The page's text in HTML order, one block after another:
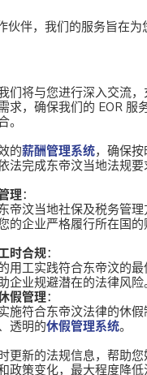
伙伴，我们的服务旨在为
们将与您进行深入交流
求，确保我们的 EOR 服
。
的薪酬管理系统，确保
法完成东帝汶当地法规
理：
帝汶当地社保及税务管
的企业严格履行所在国
时合规：
用工实践符合东帝汶的
企业规避潜在的法律风险
假管理：
施符合东帝汶法律的休
透明的休假管理系统。
更新的法规信息，帮助您
政策变化，最大程度降低